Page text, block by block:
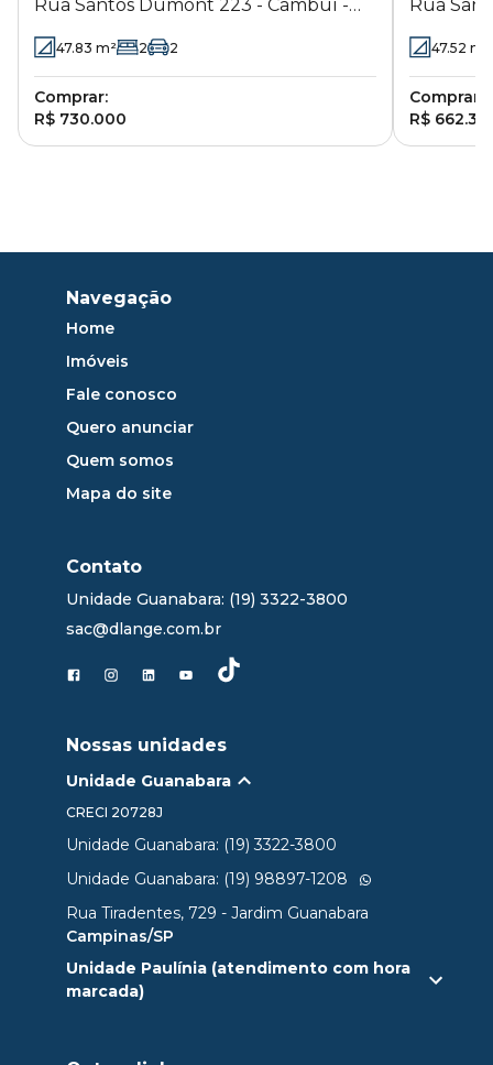
Rua Santos Dumont 223 - Cambuí -
Campinas - SP
47.83 m² 2 2
Comprar:
R$ 730.000
Rua
47.52 m²
Comprar:
R$
Navegação
Home
Imóveis
Fale conosco
Quero anunciar
Quem somos
Mapa do site
Contato
Unidade Guanabara: (19) 3322-3800
sac@dlange.com.br
Nossas unidades
Unidade Guanabara
CRECI 20728J
Unidade Guanabara: (19) 3322-3800
Unidade Guanabara: (19) 98897-1208
Rua Tiradentes, 729 - Jardim Guanabara
Campinas/SP
Unidade Paulínia (atendimento com hora
marcada)